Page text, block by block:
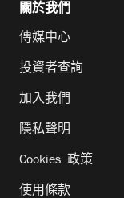
關於我們
傳媒中心
投資者查詢
加入我們
隱私聲明
Cookies 政策
使用條款